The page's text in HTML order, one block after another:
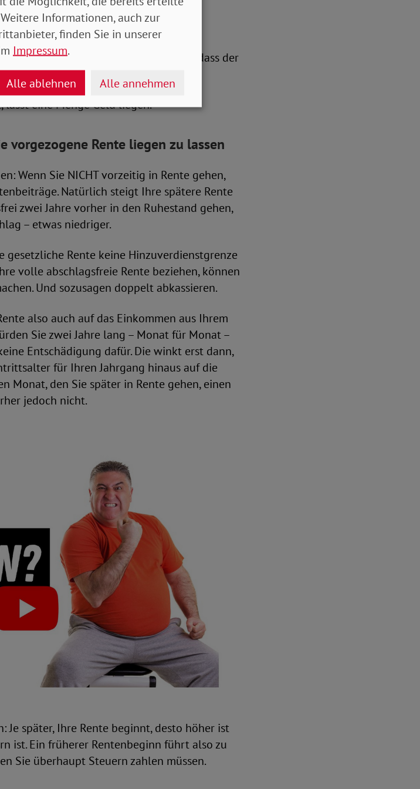
ausschließlich auf die jährlich
gehen diese dann häufig davon aus, dass der
einzige Option ist.
lässt eine Menge Geld liegen.
vorgezogene Rente liegen zu lassen
Wenn Sie NICHT vorzeitig in Rente gehen,
Natürlich steigt Ihre spätere Rente
zwei Jahre vorher in den Ruhestand gehen,
– etwas niedriger.
gesetzliche Rente keine Hinzuverdienstgrenze
volle abschlagsfreie Rente beziehen, können
Und sozusagen doppelt abkassieren.
also auch auf das Einkommen aus Ihrem
Sie zwei Jahre lang – Monat für Monat –
Entschädigung dafür. Die winkt erst dann,
für Ihren Jahrgang hinaus auf die
Monat, den Sie später in Rente gehen, einen
jedoch nicht.
Je später, Ihre Rente beginnt, desto höher ist
ist. Ein früherer Rentenbeginn führt also zu
Sie überhaupt Steuern zahlen müssen.
Informationen, auch zur
finden Sie in unserer
Impressum.
Alle ablehnen Alle annehmen